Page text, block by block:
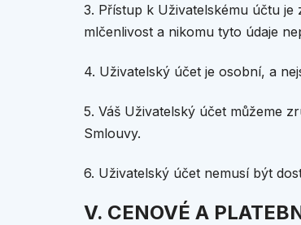
3. Přístup k Uživatelskému účtu
mlčenlivost a nikomu tyto údaje
4. Uživatelský účet je osobní, a
5. Váš Uživatelský účet můžeme
Smlouvy.
6. Uživatelský účet nemusí být
V. CENOVÉ A